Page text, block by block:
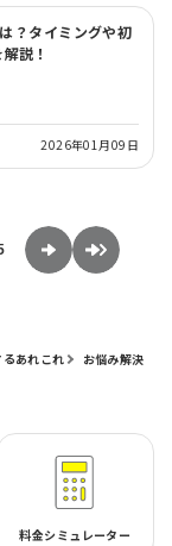
？タイミングや初
説！
2026年01月09日
あれこれ
お悩み解決
料金シミュレーター